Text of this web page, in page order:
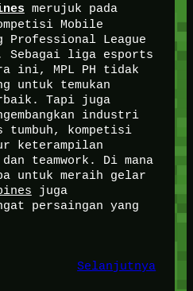
merujuk pada
Mobile
Professional League
liga esports
ini, MPL PH tidak
untuk temukan
Tapi juga
industri
tumbuh, kompetisi
keterampilan
teamwork. Di mana
untuk meraih gelar
juga
persaingan yang
Selanjutnya